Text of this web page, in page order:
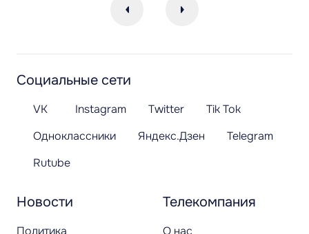
Новости
Политика
Телекомпания
О нас
Социальные сети
VK Instagram Twitter
Tik Tok
Одноклассники
Яндекс.Дзен
Telegram
Rutube